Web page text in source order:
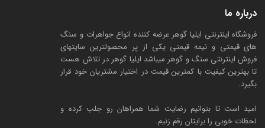
درباره ما
فروشگاه اینترنتی ایلیا گوهر عرضه کننده انواع جواهرات و سنگ
های قیمتی و نیمه قیمتی یکی از پر محصولترین سایتهای
فروش اینترنتی سنگ و گوهر میباشد ایلیا گوهر در تلاش هست
تا بهترین کیفیت با کمترین قیمت در اختیار مشتریان خود قرار
بگیرد.
امید است تا بتوانیم رضایت شما همراهان رو جلب کرده و
لحظات خوبی را برایتان رقم زنیم.